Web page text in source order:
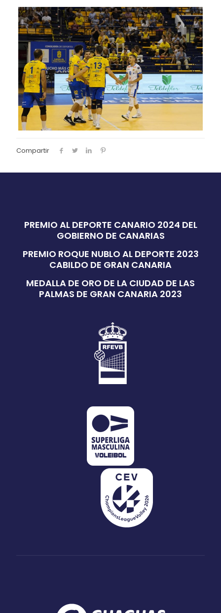
Compartir
PREMIO AL DEPORTE CANARIO 2024 DEL
GOBIERNO DE CANARIAS
PREMIO ROQUE NUBLO AL DEPORTE 2023
CABILDO DE GRAN CANARIA
MEDALLA DE ORO DE LA CIUDAD DE LAS
PALMAS DE GRAN CANARIA 2023